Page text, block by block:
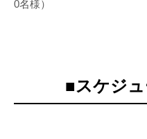
0名様）
■スケジュ